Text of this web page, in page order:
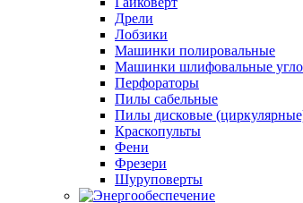
Дрели
Лобзики
Машинки полировальные
Машинки шлифовальные
Перфораторы
Пилы сабельные
Пилы дисковые
Краскопульты
Фени
Фрезери
Шуруповерты